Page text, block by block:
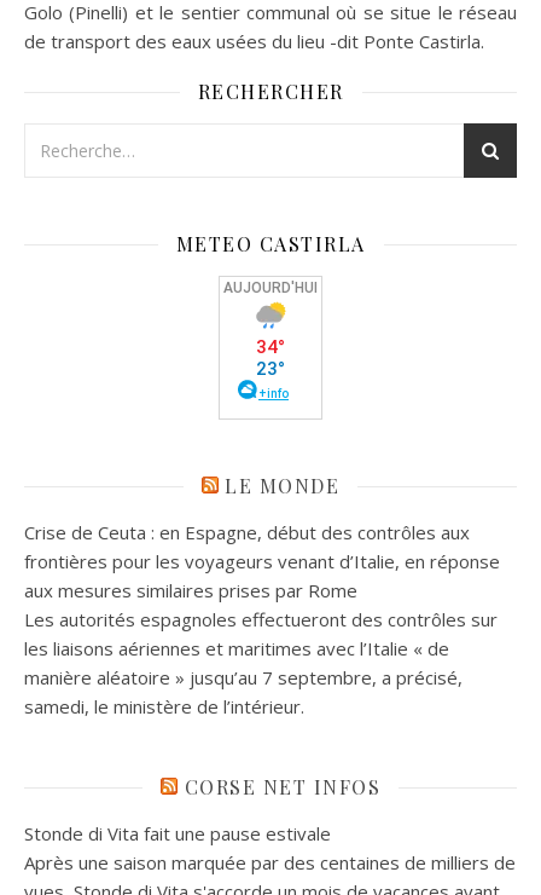
Golo (Pinelli) et le sentier communal où se situe le réseau
de transport des eaux usées du lieu -dit Ponte Castirla.
RECHERCHER
METEO CASTIRLA
LE MONDE
Crise de Ceuta : en Espagne, début des contrôles aux
frontières pour les voyageurs venant d’Italie, en réponse
aux mesures similaires prises par Rome
Les autorités espagnoles effectueront des contrôles sur
les liaisons aériennes et maritimes avec l’Italie « de
manière aléatoire » jusqu’au 7 septembre, a précisé,
samedi, le ministère de l’intérieur.
CORSE NET INFOS
Stonde di Vita fait une pause estivale
Après une saison marquée par des centaines de milliers de